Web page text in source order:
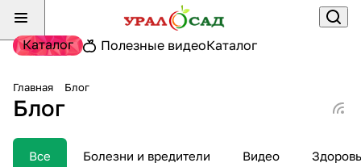
Каталог Полезные видеоКаталог
Главная Блог
Блог
Все Болезни и вредители Видео